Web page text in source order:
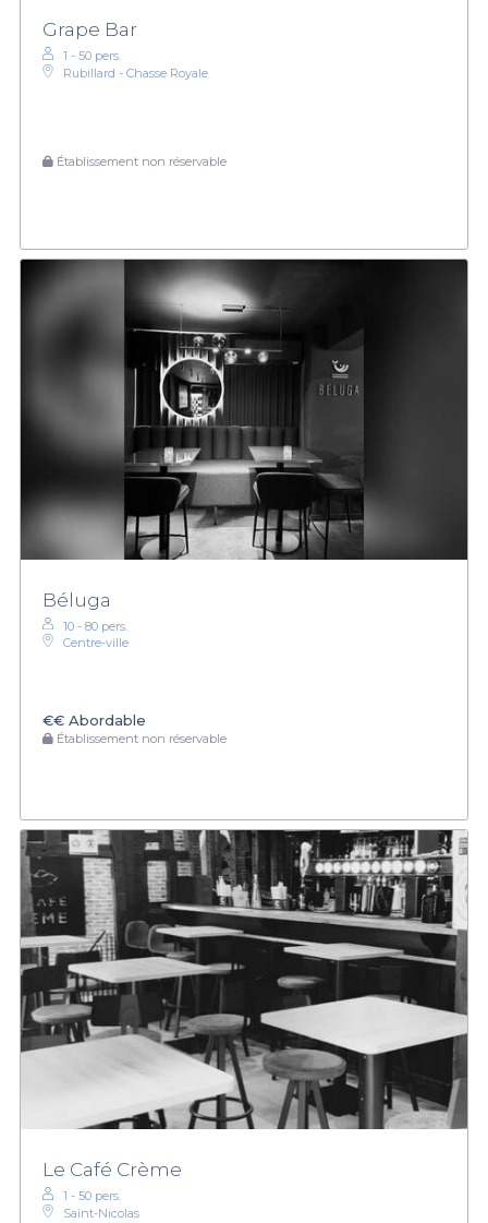
Grape Bar
1 - 50 pers.
Rubillard - Chasse Royale
Établissement non réservable
Béluga
10 - 80 pers.
Centre-ville
€€ Abordable
Établissement non réservable
Le Café Crème
1 - 50 pers.
Saint-Nicolas